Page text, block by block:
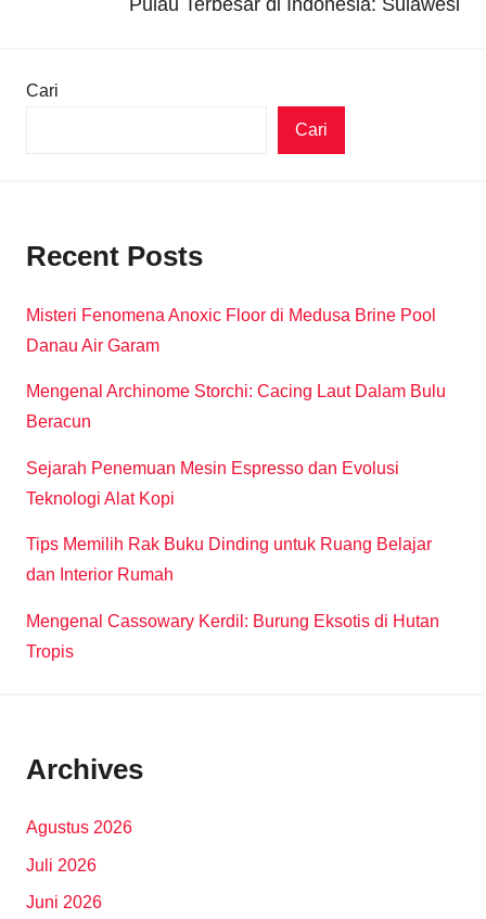
Cari
Cari
Recent Posts
Misteri Fenomena Anoxic Floor di Medusa Brine Pool
Danau Air Garam
Mengenal Archinome Storchi: Cacing Laut Dalam Bulu
Beracun
Sejarah Penemuan Mesin Espresso dan Evolusi
Teknologi Alat Kopi
Tips Memilih Rak Buku Dinding untuk Ruang Belajar
dan Interior Rumah
Mengenal Cassowary Kerdil: Burung Eksotis di Hutan
Tropis
Archives
Agustus 2026
Juli 2026
Juni 2026